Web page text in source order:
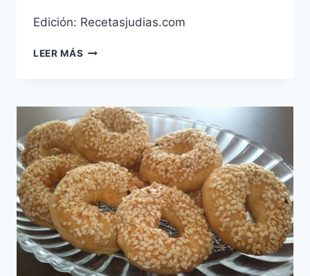
Edición: Recetasjudias.com
LEER MÁS OZNEI
CHOCOLATE